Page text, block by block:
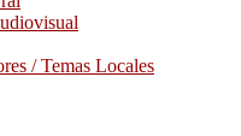
/ Temas Locales